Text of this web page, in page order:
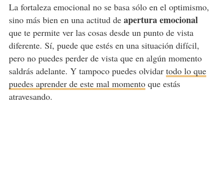
La fortaleza emocional no se basa sólo en el optimismo,
sino más bien en una actitud de apertura emocional
que te permite ver las cosas desde un punto de vista
diferente. Sí, puede que estés en una situación difícil,
pero no puedes perder de vista que en algún momento
saldrás adelante. Y tampoco puedes olvidar todo lo que
puedes aprender de este mal momentoque estás
atravesando.